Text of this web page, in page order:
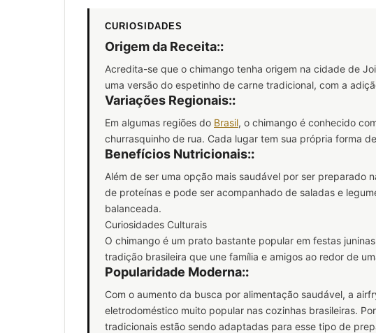
CURIOSIDADES
Origem da Receita::
Acredita-se que o chimango tenha origem na cidade de
uma versão do espetinho de carne tradicional, com a
Variações Regionais::
Em algumas regiões do Brasil, o chimango é conhecido
churrasquinho de rua. Cada lugar tem sua própria forma
Benefícios Nutricionais::
Além de ser uma opção mais saudável por ser preparado
de proteínas e pode ser acompanhado de saladas e
balanceada.
Curiosidades Culturais
O chimango é um prato bastante popular em festas
tradição brasileira que une família e amigos ao redor de
Popularidade Moderna::
Com o aumento da busca por alimentação saudável, a
eletrodoméstico muito popular nas cozinhas brasileiras.
tradicionais estão sendo adaptadas para esse tipo de